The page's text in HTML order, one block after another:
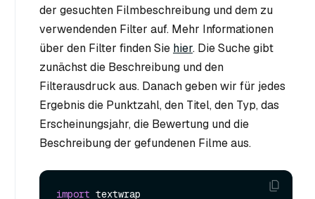
der gesuchten Filmbeschreibung und dem zu
verwendenden Filter auf. Mehr Informationen
über den Filter finden Sie hier. Die Suche gibt
zunächst die Beschreibung und den
Filterausdruck aus. Danach geben wir für jedes
Ergebnis die Punktzahl, den Titel, den Typ, das
Erscheinungsjahr, die Bewertung und die
Beschreibung der gefundenen Filme aus.
import textwrap